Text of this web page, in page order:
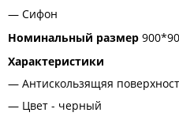
Сифон
Номинальный размер
Характеристики
Антискользящяя
Цвет - черный